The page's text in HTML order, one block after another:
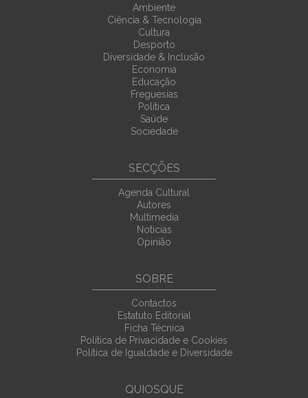
Ambiente
Ciência & Tecnologia
Cultura
Desporto
Diversidade & Inclusão
Economia
Educação
Freguesias
Política
Saúde
Sociedade
SECÇÕES
Agenda Cultural
Autores
Multimedia
Noticias
Opinião
SOBRE
Contactos
Estatuto Editorial
Ficha Técnica
Política de Privacidade e Cookies
Política de Igualdade e Diversidade
QUIOSQUE